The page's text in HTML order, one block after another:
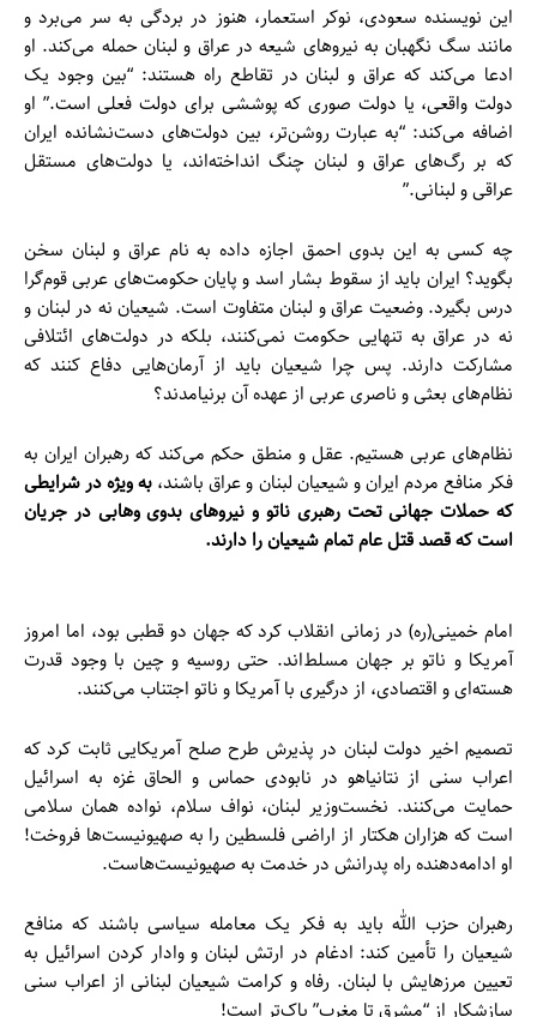
این نویسنده سعودی، نوکر استعمار، هنوز در بردگی به سر می‌برد و
مانند سگ نگهبان به نیروهای شیعه در عراق و لبنان حمله می‌کند. او
ادعا می‌کند که عراق و لبنان در تقاطع راه هستند: “بین وجود یک
دولت واقعی، یا دولت صوری که پوششی برای دولت فعلی است.” او
اضافه می‌کند: “به عبارت روشن‌تر، بین دولت‌های دست‌نشانده ایران
که بر رگ‌های عراق و لبنان چنگ انداخته‌اند، یا دولت‌های مستقل
عراقی و لبنانی.”
چه کسی به این بدوی احمق اجازه داده به نام عراق و لبنان سخن
بگوید؟ ایران باید از سقوط بشار اسد و پایان حکومت‌های عربی قوم‌گرا
درس بگیرد. وضعیت عراق و لبنان متفاوت است. شیعیان نه در لبنان و
نه در عراق به تنهایی حکومت نمی‌کنند، بلکه در دولت‌های ائتلافی
مشارکت دارند. پس چرا شیعیان باید از آرمان‌هایی دفاع کنند که
نظام‌های بعثی و ناصری عربی از عهده آن برنیامدند؟
نظام‌های عربی هستیم. عقل و منطق حکم می‌کند که رهبران ایران به
فکر منافع مردم ایران و شیعیان لبنان و عراق باشند،به ویژه در شرایطی
که حملات جهانی تحت رهبری ناتو و نیروهای بدوی وهابی در جریان
است که قصد قتل عام تمام شیعیان را دارند.
امام خمینی(ره) در زمانی انقلاب کرد که جهان دو قطبی بود، اما امروز
آمریکا و ناتو بر جهان مسلط‌اند. حتی روسیه و چین با وجود قدرت
هسته‌ای و اقتصادی، از درگیری با آمریکا و ناتو اجتناب می‌کنند.
تصمیم اخیر دولت لبنان در پذیرش طرح صلح آمریکایی ثابت کرد که
اعراب سنی از نتانیاهو در نابودی حماس و الحاق غزه به اسرائیل
حمایت می‌کنند. نخست‌وزیر لبنان، نواف سلام، نواده همان سلامی
است که هزاران هکتار از اراضی فلسطین را به صهیونیست‌ها فروخت!
او ادامه‌دهنده راه پدرانش در خدمت به صهیونیست‌هاست.
رهبران حزب الله باید به فکر یک معامله سیاسی باشند که منافع
شیعیان را تأمین کند: ادغام در ارتش لبنان و وادار کردن اسرائیل به
تعیین مرزهایش با لبنان. رفاه و کرامت شیعیان لبنانی از اعراب سنی
سازشکار از “مشرق تا مغرب” پاک‌تر است!